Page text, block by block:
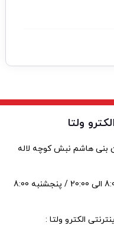
ولتا
بنی هاشم نبش کوچه لاله
ساعت کاری : شنبه تا چهارشنبه 8:00 الی 20:00 / پنجشنبه 8:00
الکترو ولتا :